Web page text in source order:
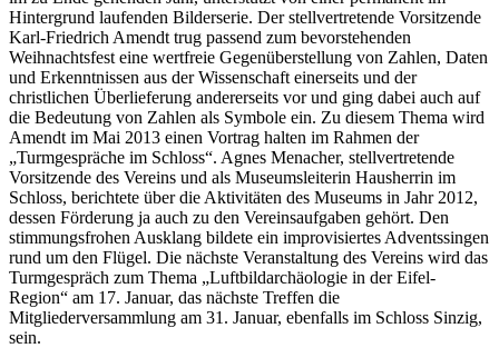
Hintergrund laufenden Bilderserie. Der stellvertretende Vorsitzende
Karl-Friedrich Amendt trug passend zum bevorstehenden
Weihnachtsfest eine wertfreie Gegenüberstellung von Zahlen, Daten
und Erkenntnissen aus der Wissenschaft einerseits und der
christlichen Überlieferung andererseits vor und ging dabei auch auf
die Bedeutung von Zahlen als Symbole ein. Zu diesem Thema wird
Amendt im Mai 2013 einen Vortrag halten im Rahmen der
„Turmgespräche im Schloss“. Agnes Menacher, stellvertretende
Vorsitzende des Vereins und als Museumsleiterin Hausherrin im
Schloss, berichtete über die Aktivitäten des Museums in Jahr 2012,
dessen Förderung ja auch zu den Vereinsaufgaben gehört. Den
stimmungsfrohen Ausklang bildete ein improvisiertes Adventssingen
rund um den Flügel. Die nächste Veranstaltung des Vereins wird das
Turmgespräch zum Thema „Luftbildarchäologie in der Eifel-
Region“ am 17. Januar, das nächste Treffen die
Mitgliederversammlung am 31. Januar, ebenfalls im Schloss Sinzig,
sein.